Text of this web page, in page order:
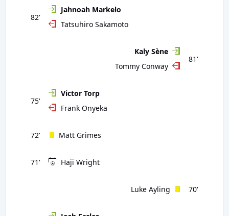
82'
Jahnoah Markelo
Tatsuhiro Sakamoto
81'
Kaly Sène
Tommy Conway
75'
Victor Torp
Frank Onyeka
72' Matt Grimes
71' Haji Wright
70'
Luke Ayling